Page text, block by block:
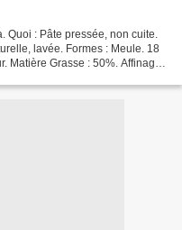
Quoi : Pâte pressée, non cuite.
lavée. Formes : Meule. 18
Matière Grasse : 50%. Affinage :